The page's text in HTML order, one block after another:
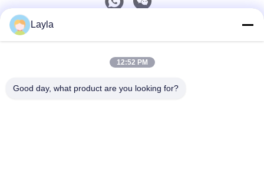
0086-18688885859
Layla
12:52 PM
Good day, what product are you looking for?